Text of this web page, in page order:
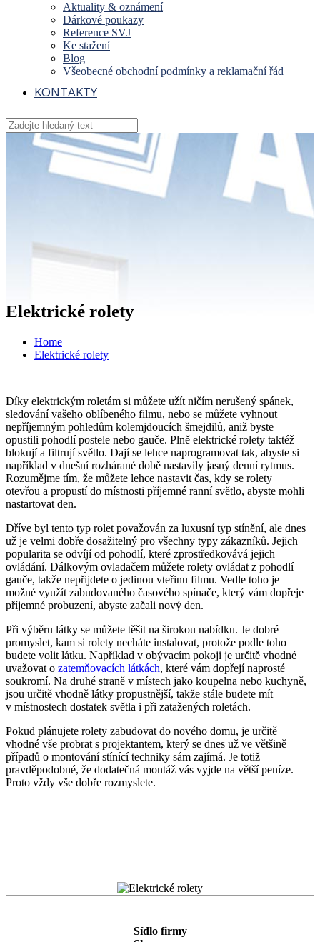
Aktuality & oznámení
Dárkové poukazy
Reference SVJ
Ke stažení
Blog
Všeobecné obchodní podmínky a reklamační řád
KONTAKTY
Elektrické rolety
Home
Elektrické rolety
Díky elektrickým roletám si můžete užít ničím nerušený spánek,
sledování vašeho oblíbeného filmu, nebo se můžete vyhnout
nepříjemným pohledům kolemjdoucích šmejdilů, aniž byste
opustili pohodlí postele nebo gauče. Plně elektrické rolety taktéž
blokují a filtrují světlo. Dají se lehce naprogramovat tak, abyste si
například v dnešní rozhárané době nastavily jasný denní rytmus.
Rozumějme tím, že můžete lehce nastavit čas, kdy se rolety
otevřou a propustí do místnosti příjemné ranní světlo, abyste mohli
nastartovat den.
Dříve byl tento typ rolet považován za luxusní typ stínění, ale dnes
už je velmi dobře dosažitelný pro všechny typy zákazníků. Jejich
popularita se odvíjí od pohodlí, které zprostředkovává jejich
ovládání. Dálkovým ovladačem můžete rolety ovládat z pohodlí
gauče, takže nepřijdete o jedinou vteřinu filmu. Vedle toho je
možné využít zabudovaného časového spínače, který vám dopřeje
příjemné probuzení, abyste začali nový den.
Při výběru látky se můžete těšit na širokou nabídku. Je dobré
promyslet, kam si rolety necháte instalovat, protože podle toho
budete volit látku. Například v obývacím pokoji je určitě vhodné
uvažovat o zatemňovacích látkách, které vám dopřejí naprosté
soukromí. Na druhé straně v místech jako koupelna nebo kuchyně,
jsou určitě vhodně látky propustnější, takže stále budete mít
v místnostech dostatek světla i při zatažených roletách.
Pokud plánujete rolety zabudovat do nového domu, je určitě
vhodné vše probrat s projektantem, který se dnes už ve většině
případů o montování stínící techniky sám zajímá. Je totiž
pravděpodobné, že dodatečná montáž vás vyjde na větší peníze.
Proto vždy vše dobře rozmyslete.
Sídlo firmy